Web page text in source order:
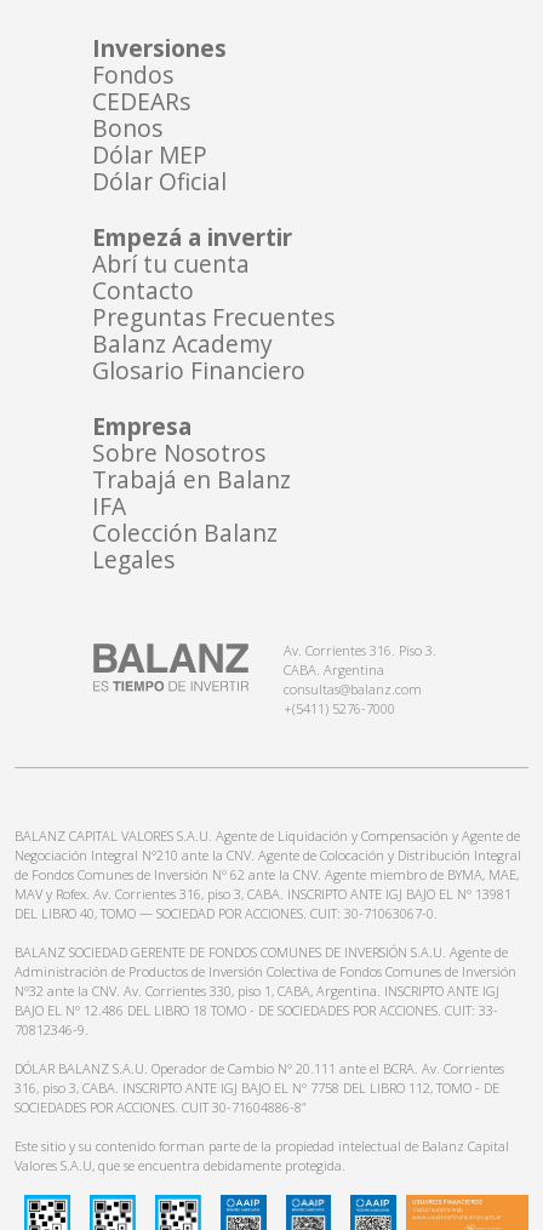
Av. Corrientes 316. Piso 3.
CABA. Argentina
consultas@balanz.com
+(5411) 5276-7000
Inversiones
Fondos
CEDEARs
Bonos
Dólar MEP
Dólar Oficial
Empezá a invertir
Abrí tu cuenta
Contacto
Preguntas Frecuentes
Balanz Academy
Glosario Financiero
Empresa
Sobre Nosotros
Trabajá en Balanz
IFA
Colección Balanz
Legales
BALANZ CAPITAL VALORES S.A.U. Agente de Liquidación y Compensación y Agente de
Negociación Integral N°210 ante la CNV. Agente de Colocación y Distribución Integral
de Fondos Comunes de Inversión N° 62 ante la CNV. Agente miembro de BYMA, MAE,
MAV y Rofex. Av. Corrientes 316, piso 3, CABA. INSCRIPTO ANTE IGJ BAJO EL N° 13981
DEL LIBRO 40, TOMO — SOCIEDAD POR ACCIONES. CUIT: 30-71063067-0.
BALANZ SOCIEDAD GERENTE DE FONDOS COMUNES DE INVERSIÓN S.A.U. Agente de
Administración de Productos de Inversión Colectiva de Fondos Comunes de Inversión
N°32 ante la CNV. Av. Corrientes 330, piso 1, CABA, Argentina. INSCRIPTO ANTE IGJ
BAJO EL N° 12.486 DEL LIBRO 18 TOMO - DE SOCIEDADES POR ACCIONES. CUIT: 33-
70812346-9.
DÓLAR BALANZ S.A.U. Operador de Cambio N° 20.111 ante el BCRA. Av. Corrientes
316, piso 3, CABA. INSCRIPTO ANTE IGJ BAJO EL N° 7758 DEL LIBRO 112, TOMO - DE
SOCIEDADES POR ACCIONES. CUIT 30-71604886-8”
Este sitio y su contenido forman parte de la propiedad intelectual de Balanz Capital
Valores S.A.U, que se encuentra debidamente protegida.